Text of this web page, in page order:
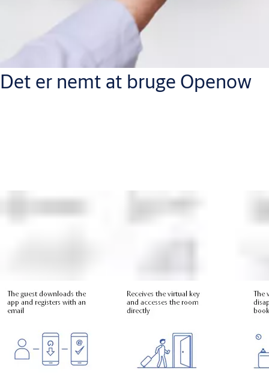
Det er nemt at bruge Openow
Download Openow-appen og bekræftelse via e-mail
Gæsten modtager den mobile nøgle til værelset